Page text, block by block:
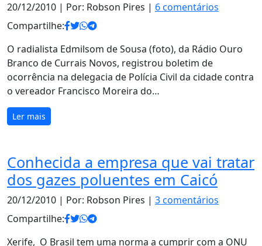
20/12/2010 | Por: Robson Pires | 6 comentários
Compartilhe:
O radialista Edmilsom de Sousa (foto), da Rádio Ouro
Branco de Currais Novos, registrou boletim de
ocorrência na delegacia de Polícia Civil da cidade contra
o vereador Francisco Moreira do…
Ler mais
Conhecida a empresa que vai tratar
dos gazes poluentes em Caicó
20/12/2010 | Por: Robson Pires | 3 comentários
Compartilhe:
Xerife, O Brasil tem uma norma a cumprir com a ONU